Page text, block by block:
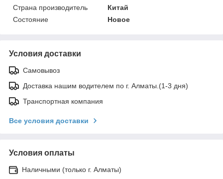
Страна производитель
Китай
Состояние
Новое
Условия доставки
Самовывоз
Доставка нашим водителем по г. Алматы.(1-3 дня)
Транспортная компания
Все условия доставки
Условия оплаты
Наличными (только г. Алматы)